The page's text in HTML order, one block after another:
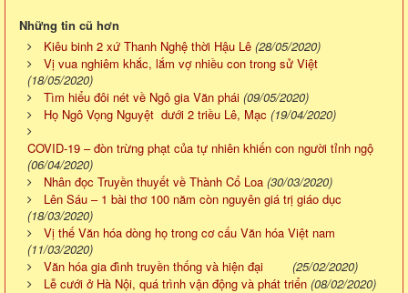
Những tin cũ hơn
Kiêu binh 2 xứ Thanh Nghệ thời Hậu Lê (28/05/2020)
Vị vua nghiêm khắc, lắm vợ nhiều con trong sử Việt
(18/05/2020)
Tìm hiểu đôi nét về Ngô gia Văn phái (09/05/2020)
Họ Ngô Vọng Nguyệt dưới 2 triều Lê, Mạc (19/04/2020)
COVID-19 – đòn trừng phạt của tự nhiên khiến con người tỉnh ngộ
(06/04/2020)
Nhân đọc Truyền thuyết về Thành Cổ Loa (30/03/2020)
Lên Sáu – 1 bài thơ 100 năm còn nguyên giá trị giáo dục
(18/03/2020)
Vị thế Văn hóa dòng họ trong cơ cấu Văn hóa Việt nam
(11/03/2020)
Văn hóa gia đình truyền thống và hiện đại
(25/02/2020)
Lễ cưới ở Hà Nội, quá trình vận động và phát triển (08/02/2020)